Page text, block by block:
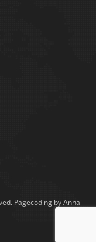
Pagecoding by Anna